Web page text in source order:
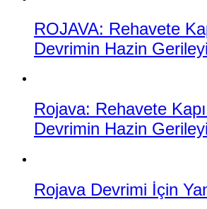
ROJAVA: Rehavete
Devrimin Hazin
Rojava: Rehavete
Devrimin Hazin
Rojava Devrimi İçin